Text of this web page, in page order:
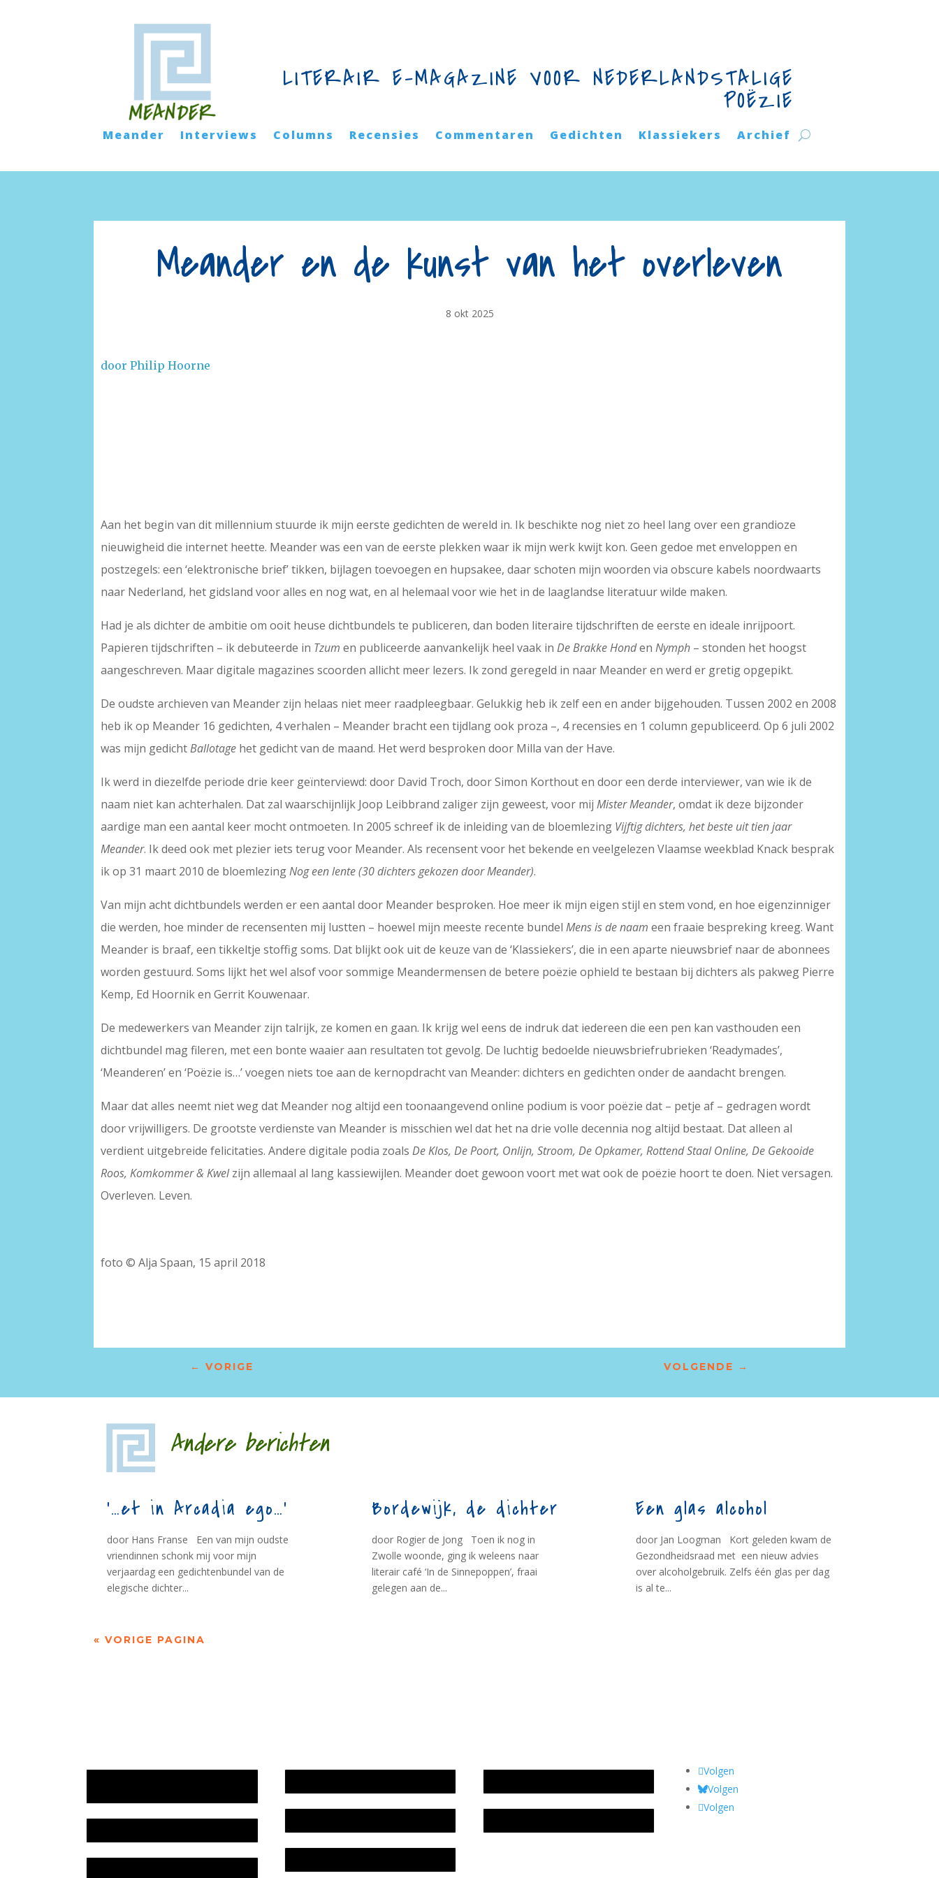
LITERAIR E-MAGAZINE VOOR NEDERLANDSTALIGE
POËZIE
Meander Interviews Columns Recensies Commentaren Gedichten Klassiekers Archief
Meander en de kunst van het overleven
8 okt 2025
door Philip Hoorne
Aan het begin van dit millennium stuurde ik mijn eerste gedichten de wereld in. Ik beschikte nog niet zo heel lang over een grandioze
nieuwigheid die internet heette. Meander was een van de eerste plekken waar ik mijn werk kwijt kon. Geen gedoe met enveloppen en
postzegels: een ‘elektronische brief’ tikken, bijlagen toevoegen en hupsakee, daar schoten mijn woorden via obscure kabels noordwaarts
naar Nederland, het gidsland voor alles en nog wat, en al helemaal voor wie het in de laaglandse literatuur wilde maken.
Had je als dichter de ambitie om ooit heuse dichtbundels te publiceren, dan boden literaire tijdschriften de eerste en ideale inrijpoort.
Papieren tijdschriften – ik debuteerde in Tzumen publiceerde aanvankelijk heel vaak inDe Brakke HondenNymph – stonden het hoogst
aangeschreven. Maar digitale magazines scoorden allicht meer lezers. Ik zond geregeld in naar Meander en werd er gretig opgepikt.
De oudste archieven van Meander zijn helaas niet meer raadpleegbaar. Gelukkig heb ik zelf een en ander bijgehouden. Tussen 2002 en 2008
heb ik op Meander 16 gedichten, 4 verhalen – Meander bracht een tijdlang ook proza –, 4 recensies en 1 column gepubliceerd. Op 6 juli 2002
was mijn gedichtBallotage het gedicht van de maand. Het werd besproken door Milla van der Have.
Ik werd in diezelfde periode drie keer geïnterviewd: door David Troch, door Simon Korthout en door een derde interviewer, van wie ik de
naam niet kan achterhalen. Dat zal waarschijnlijk Joop Leibbrand zaliger zijn geweest, voor mijMister Meander, omdat ik deze bijzonder
aardige man een aantal keer mocht ontmoeten. In 2005 schreef ik de inleiding van de bloemlezing Vijftig dichters, het beste uit tien jaar
Meander. Ik deed ook met plezier iets terug voor Meander. Als recensent voor het bekende en veelgelezen Vlaamse weekblad Knack besprak
ik op 31 maart 2010 de bloemlezingNog een lente(30 dichters gekozen door Meander).
Van mijn acht dichtbundels werden er een aantal door Meander besproken. Hoe meer ik mijn eigen stijl en stem vond, en hoe eigenzinniger
die werden, hoe minder de recensenten mij lustten – hoewel mijn meeste recente bundelMens is de naameen fraaie bespreking kreeg. Want
Meander is braaf, een tikkeltje stoffig soms. Dat blijkt ook uit de keuze van de ‘Klassiekers’, die in een aparte nieuwsbrief naar de abonnees
worden gestuurd. Soms lijkt het wel alsof voor sommige Meandermensen de betere poëzie ophield te bestaan bij dichters als pakweg Pierre
Kemp, Ed Hoornik en Gerrit Kouwenaar.
De medewerkers van Meander zijn talrijk, ze komen en gaan. Ik krijg wel eens de indruk dat iedereen die een pen kan vasthouden een
dichtbundel mag fileren, met een bonte waaier aan resultaten tot gevolg. De luchtig bedoelde nieuwsbriefrubrieken ‘Readymades’,
‘Meanderen’ en ‘Poëzie is…’ voegen niets toe aan de kernopdracht van Meander: dichters en gedichten onder de aandacht brengen.
Maar dat alles neemt niet weg dat Meander nog altijd een toonaangevend online podium is voor poëzie dat – petje af – gedragen wordt
door vrijwilligers. De grootste verdienste van Meander is misschien wel dat het na drie volle decennia nog altijd bestaat. Dat alleen al
verdient uitgebreide felicitaties. Andere digitale podia zoalsDe Klos, De Poort, Onlijn, Stroom, De Opkamer, Rottend Staal Online, De Gekooide
Roos, Komkommer & Kwelzijn allemaal al lang kassiewijlen. Meander doet gewoon voort met wat ook de poëzie hoort te doen. Niet versagen.
Overleven. Leven.
foto © Alja Spaan, 15 april 2018
← VORIGE VOLGENDE →
Andere berichten
‘…et in Arcadia ego…’
door Hans Franse Een van mijn oudste
vriendinnen schonk mij voor mijn
verjaardag een gedichtenbundel van de
elegische dichter...
Bordewijk, de dichter
door Rogier de Jong Toen ik nog in
Zwolle woonde, ging ik weleens naar
literair café ‘In de Sinnepoppen’, fraai
gelegen aan de...
Een glas alcohol
door Jan Loogman Kort geleden kwam de
Gezondheidsraad met een nieuw advies
over alcoholgebruik. Zelfs één glas per dag
is al te...
« VORIGE PAGINA
Volgen
Volgen
Volgen